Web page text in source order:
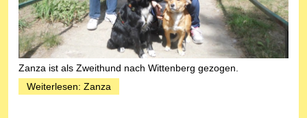
Zanza ist als Zweithund nach Wittenberg gezogen.
Weiterlesen: Zanza